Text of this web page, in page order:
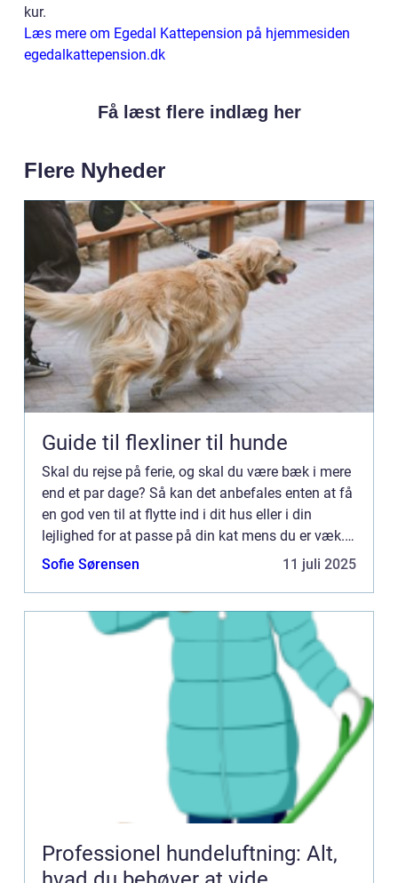
kur.
Læs mere om Egedal Kattepension på hjemmesiden
egedalkattepension.dk
Få læst flere indlæg her
Flere Nyheder
Guide til flexliner til hunde
Skal du rejse på ferie, og skal du være bæk i mere
end et par dage? Så kan det anbefales enten at få
en god ven til at flytte ind i dit hus eller i din
lejlighed for at passe på din kat mens du er væk.
Og har du ikke mulighed for at benytte […...
Sofie Sørensen 11 juli 2025
Professionel hundeluftning: Alt,